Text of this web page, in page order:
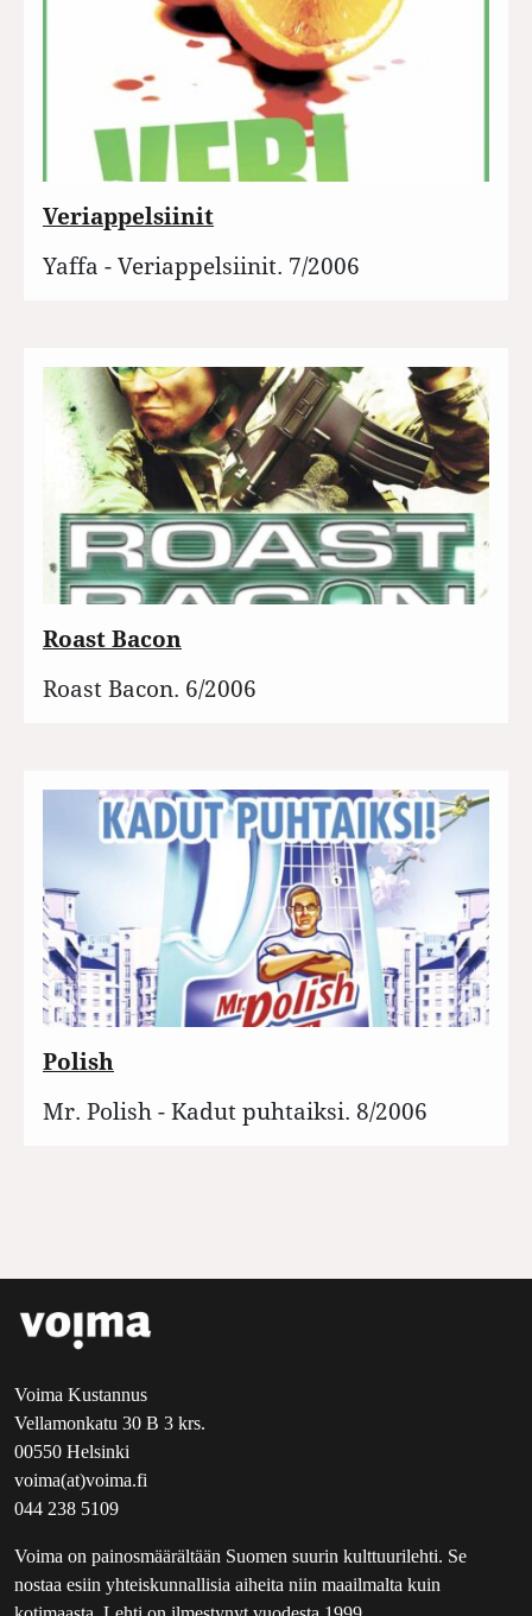
Veriappelsiinit
Yaffa - Veriappelsiinit. 7/2006
Roast Bacon
Roast Bacon. 6/2006
Polish
Mr. Polish - Kadut puhtaiksi. 8/2006
Voima Kustannus
Vellamonkatu 30 B 3 krs.
00550 Helsinki
voima(at)voima.fi
044 238 5109
Voima on painosmäärältään Suomen suurin kulttuurilehti. Se
nostaa esiin yhteiskunnallisia aiheita niin maailmalta kuin